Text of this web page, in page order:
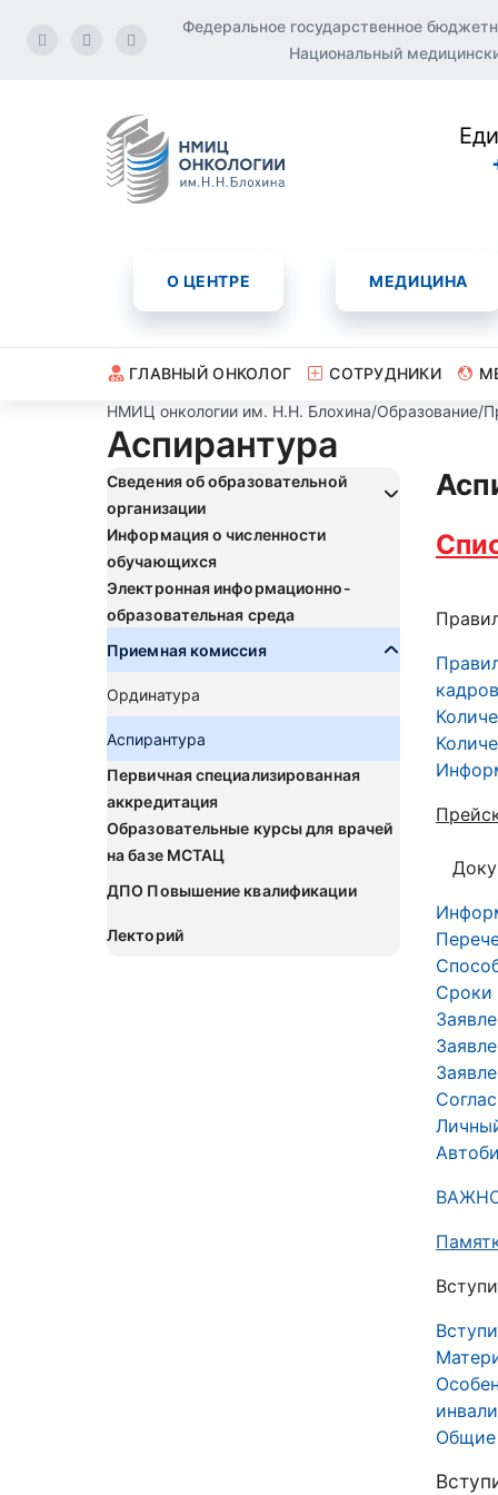
Федеральное государственное
Национальный
О ЦЕНТРЕ МЕДИЦИНА
ГЛАВНЫЙ ОНКОЛОГ СОТРУДНИКИ
НМИЦ онкологии им. Н.Н. Блохина/Образование/
Аспирантура
Сведения об образовательной
организации
Информация о численности
обучающихся
Электронная информационно-
образовательная среда
Приемная комиссия
Ординатура
Аспирантура
Первичная специализированная
аккредитация
Образовательные курсы для врачей
на базе МСТАЦ
ДПО Повышение квалификации
Лекторий
Сроки
Со
Общие